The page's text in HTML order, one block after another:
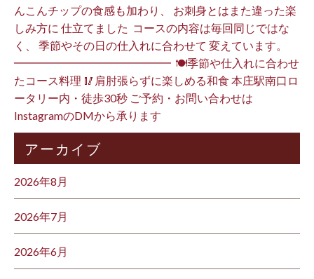
んこんチップの食感も加わり、 お刺身とはまた違った楽
しみ方に 仕立てました️ ⁡ コースの内容は毎回同じではな
く、 季節やその日の仕入れに合わせて 変えています。 ⁡
━━━━━━━━━━━━━━ ⁡ 🍽季節や仕入れに合わせ
たコース料理 🥢肩肘張らずに楽しめる和食 本庄駅南口ロ
ータリー内・徒歩30秒 ご予約・お問い合わせは
InstagramのDMから承ります ⁡
アーカイブ
2026年8月
2026年7月
2026年6月